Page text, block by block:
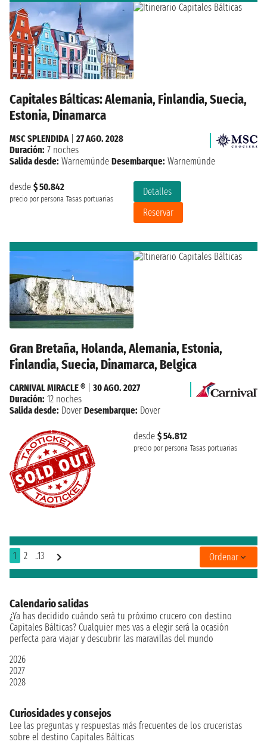
Capitales Bálticas: Alemania, Finlandia, Suecia,
Estonia, Dinamarca
desde $ 50.842
precio por persona Tasas portuarias
Detalles
Reservar
MSC SPLENDIDA| 27 AGO. 2028
Duración: 7 noches
Salida desde: Warnemünde Desembarque: Warnemünde
Gran Bretaña, Holanda, Alemania, Estonia,
Finlandia, Suecia, Dinamarca, Belgica
desde $ 54.812
precio por persona Tasas portuarias
CARNIVAL MIRACLE ®
30 AGO. 2027
Duración: 12 noches
Salida desde: Dover Desembarque: Dover
1 2 ..13 Ordenar
Calendario salidas
¿Ya has decidido cuándo serà tu próximo crucero con destino
Capitales Bálticas? Cualquier mes vas a elegir será la ocasión
perfecta para viajar y descubrir las maravillas del mundo
2026
2027
2028
Curiosidades y consejos
Lee las preguntas y respuestas más frecuentes de los cruceristas
sobre el destino Capitales Bálticas